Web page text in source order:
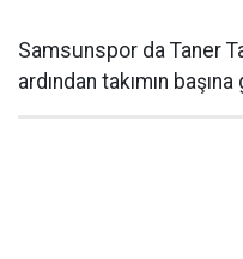
Samsunspor da Taner
ardından takımın